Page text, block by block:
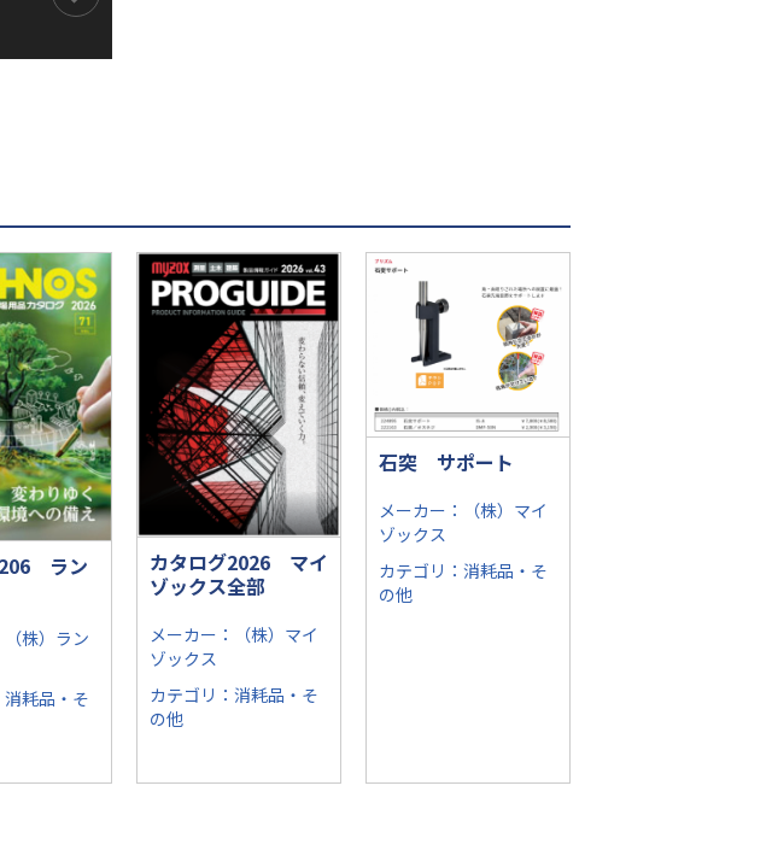
ラン
（株）ラン
耗品・そ
カタログ2026 マイ
ゾックス全部
メーカー：（株）マイ
ゾックス
カテゴリ：消耗品・そ
の他
石突 サポート
メーカー：（株）マイ
ゾックス
カテゴリ：消耗品・そ
の他